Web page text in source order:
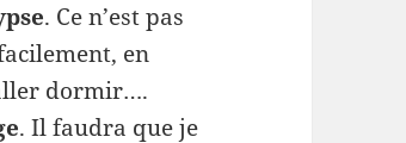
. Ce n’est pas
en
dormir….
. Il faudra que je